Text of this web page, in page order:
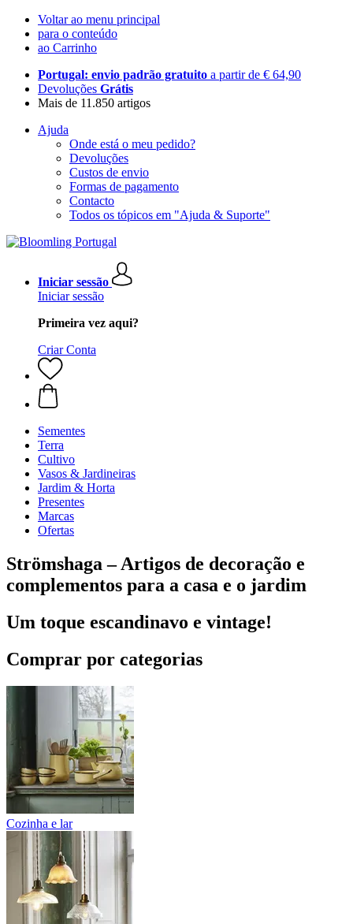
Voltar ao menu principal
para o conteúdo
ao Carrinho
Portugal: envio padrão gratuito a partir de € 64,90
Devoluções Grátis
Mais de 11.850 artigos
Ajuda
Onde está o meu pedido?
Devoluções
Custos de envio
Formas de pagamento
Contacto
Todos os tópicos em "Ajuda & Suporte"
Iniciar sessão
Iniciar sessão
Primeira vez aqui?
Criar Conta
Sementes
Terra
Cultivo
Vasos & Jardineiras
Jardim & Horta
Presentes
Marcas
Ofertas
Strömshaga – Artigos de decoração e
complementos para a casa e o jardim
Um toque escandinavo e vintage!
Comprar por categorias
Cozinha e lar